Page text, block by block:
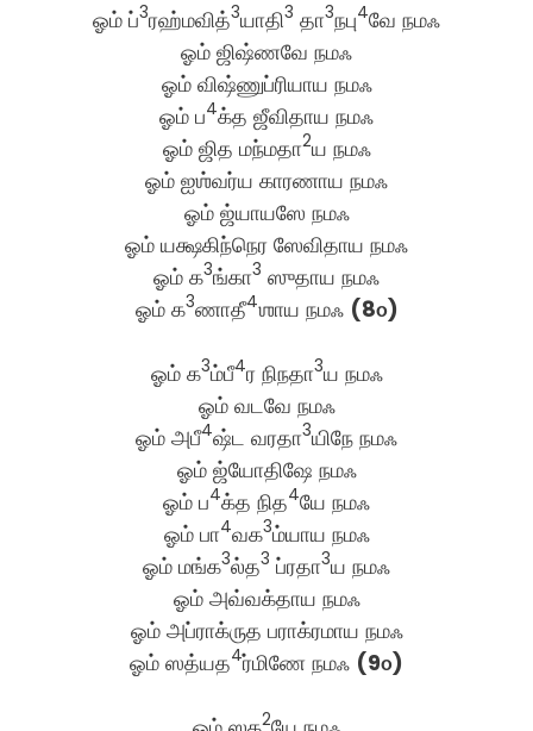
ஓம் ப்3ரஹ்மவித்3யாதி3 தா3நபு4வே நமஃ
ஓம் ஜிஷ்ணவே நமஃ
ஓம் விஷ்ணுப்ரியாய நமஃ
ஓம் ப4க்த ஜீவிதாய நமஃ
ஓம் ஜித மந்மதா2ய நமஃ
ஓம் ஐஶ்வர்ய காரணாய நமஃ
ஓம் ஜ்யாயஸே நமஃ
ஓம் யக்ஷகிந்நெர ஸேவிதாய நமஃ
ஓம் க3ங்கா3 ஸுதாய நமஃ
ஓம் க3ணாதீ4ஶாய நமஃ (8௦)
ஓம் க3ம்பீ4ர நிநதா3ய நமஃ
ஓம் வடவே நமஃ
ஓம் அபீ4ஷ்ட வரதா3யிநே நமஃ
ஓம் ஜ்யோதிஷே நமஃ
ஓம் ப4க்த நித4யே நமஃ
ஓம் பா4வக3ம்யாய நமஃ
ஓம் மங்க3ல்த3 ப்ரதா3ய நமஃ
ஓம் அவ்வக்தாய நமஃ
ஓம் அப்ராக்ருத பராக்ரமாய நமஃ
ஓம் ஸத்யத4ர்மிணே நமஃ (9௦)
2